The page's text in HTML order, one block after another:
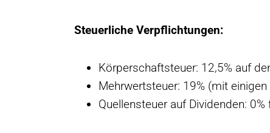
Steuerliche Verpflichtungen:
Körperschaftsteuer: 12,5% auf
Mehrwertsteuer: 19% (mit
Quellensteuer auf Dividenden: